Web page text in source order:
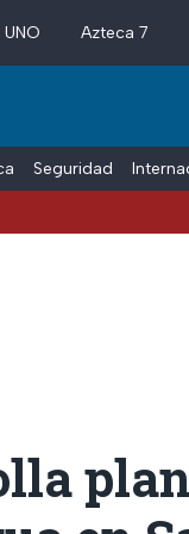
Azteca 7
Seguridad